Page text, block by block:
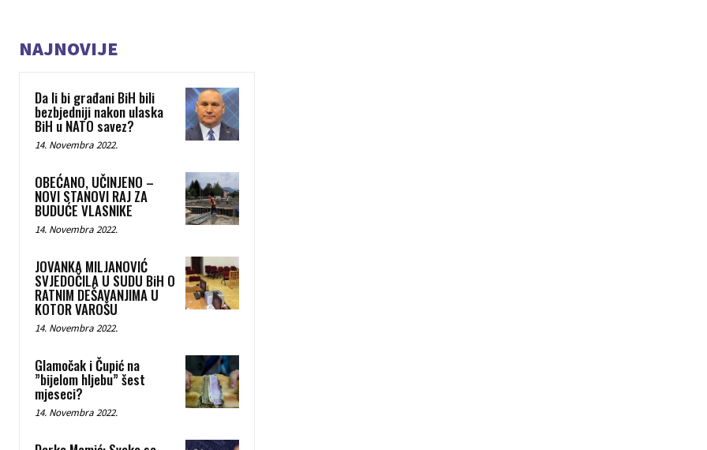
NAJNOVIJE
Da li bi građani BiH bili
bezbjedniji nakon ulaska
BiH u NATO savez?
14. Novembra 2022.
OBEĆANO, UČINJENO –
NOVI STANOVI RAJ ZA
BUDUĆE VLASNIKE
14. Novembra 2022.
JOVANKA MILJANOVIĆ
SVJEDOČILA U SUDU BiH O
RATNIM DEŠAVANJIMA U
KOTOR VAROŠU
14. Novembra 2022.
Glamočak i Čupić na
”bijelom hljebu” šest
mjeseci?
14. Novembra 2022.